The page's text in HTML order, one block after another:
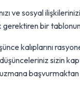
ve sosyal
bir
kalıplarını
sizin